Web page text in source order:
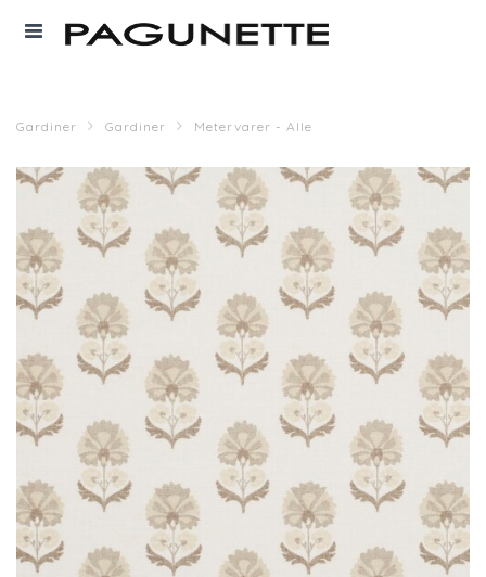
Gardiner Gardiner Metervarer - Alle